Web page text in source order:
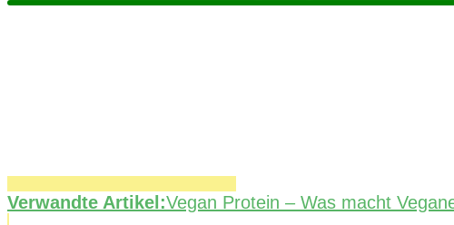
Verwandte Artikel:Vegan Protein – Was macht